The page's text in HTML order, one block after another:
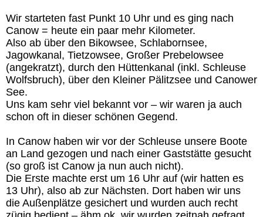
Wir starteten fast Punkt 10 Uhr und es ging nach
Canow = heute ein paar mehr Kilometer.
Also ab über den Bikowsee, Schlabornsee,
Jagowkanal, Tietzowsee, Großer Prebelowsee
(angekratzt), durch den Hüttenkanal (inkl. Schleuse
Wolfsbruch), über den Kleiner Pälitzsee und Canower
See.
Uns kam sehr viel bekannt vor – wir waren ja auch
schon oft in dieser schönen Gegend.
In Canow haben wir vor der Schleuse unsere Boote
an Land gezogen und nach einer Gaststätte gesucht
(so groß ist Canow ja nun auch nicht).
Die Erste machte erst um 16 Uhr auf (wir hatten es
13 Uhr), also ab zur Nächsten. Dort haben wir uns
die Außenplätze gesichert und wurden auch recht